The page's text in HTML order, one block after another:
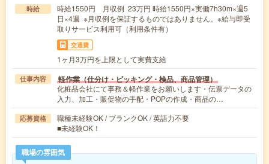
時給
時給1550円 月収例 23万円 時給1550円×実働7h30m×週5
日×4週 ※月収例を保証するものではありません。※給与即受
取りサービス利用可（利用条件有）
交通費
1ヶ月3万円を上限として実費支給
仕事内容 軽作業（仕分け・ピッキング・検品、商品管理）
化粧品会社にて事務＆軽作業をお願いします・伝票データの
入力、加工・販促物の手配・POPの作成・商品の…
応募資格
職種未経験OK / ブランクOK / 英語力不要
■未経験OK！
職場の雰囲気